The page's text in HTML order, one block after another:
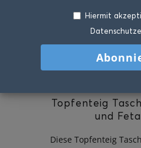
Topfenteig
und
Diese Topfenteig
Hiermit